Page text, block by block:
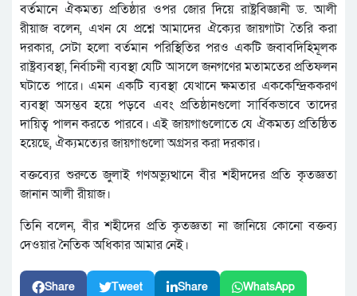
বর্তমানে ঐকমত্য প্রতিষ্ঠার ওপর জোর দিয়ে রাষ্ট্রবিজ্ঞানী ড. আলী
রীয়াজ বলেন, এখন যে প্রশ্নে আমাদের ঐক্যের জায়গাটা তৈরি করা
দরকার, সেটা হলো বর্তমান পরিস্থিতির পরও একটি জবাবদিহিমূলক
রাষ্ট্রব্যবস্থা, নির্বাচনী ব্যবস্থা যেটি আসলে জনগণের মতামতের প্রতিফলন
ঘটাতে পারে। এমন একটি ব্যবস্থা যেখানে ক্ষমতার এককেন্দ্রিককরণ
ব্যবস্থা অসম্ভব হয়ে পড়বে এবং প্রতিষ্ঠানগুলো সার্বিকভাবে তাদের
দায়িত্ব পালন করতে পারবে। এই জায়গাগুলোতে যে ঐকমত্য প্রতিষ্ঠিত
হয়েছে, ঐক্যমত্যের জায়গাগুলো অগ্রসর করা দরকার।
বক্তব্যের শুরুতে জুলাই গণঅভ্যুত্থানে বীর শহীদদের প্রতি কৃতজ্ঞতা
জানান আলী রীয়াজ।
তিনি বলেন, বীর শহীদের প্রতি কৃতজ্ঞতা না জানিয়ে কোনো বক্তব্য
দেওয়ার নৈতিক অধিকার আমার নেই।
Share Tweet Share WhatsApp